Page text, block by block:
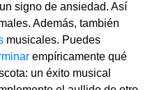
signo de ansiedad. Así
Además, también
musicales. Puedes
empíricamente qué
un éxito musical